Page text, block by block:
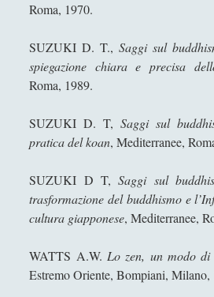
Roma, 1970.
SUZUKI D. T.,Saggi sul
spiegazione chiara e precisa
Roma, 1989.
SUZUKI D. T,Saggi sul
pratica del koan, Mediterranee,
SUZUKI D T,Saggi sul
trasformazione del buddhismo e
cultura giapponese, Mediterranee,
WATTS A.W. Lo zen, un modo
Estremo Oriente, Bompiani, Milano,